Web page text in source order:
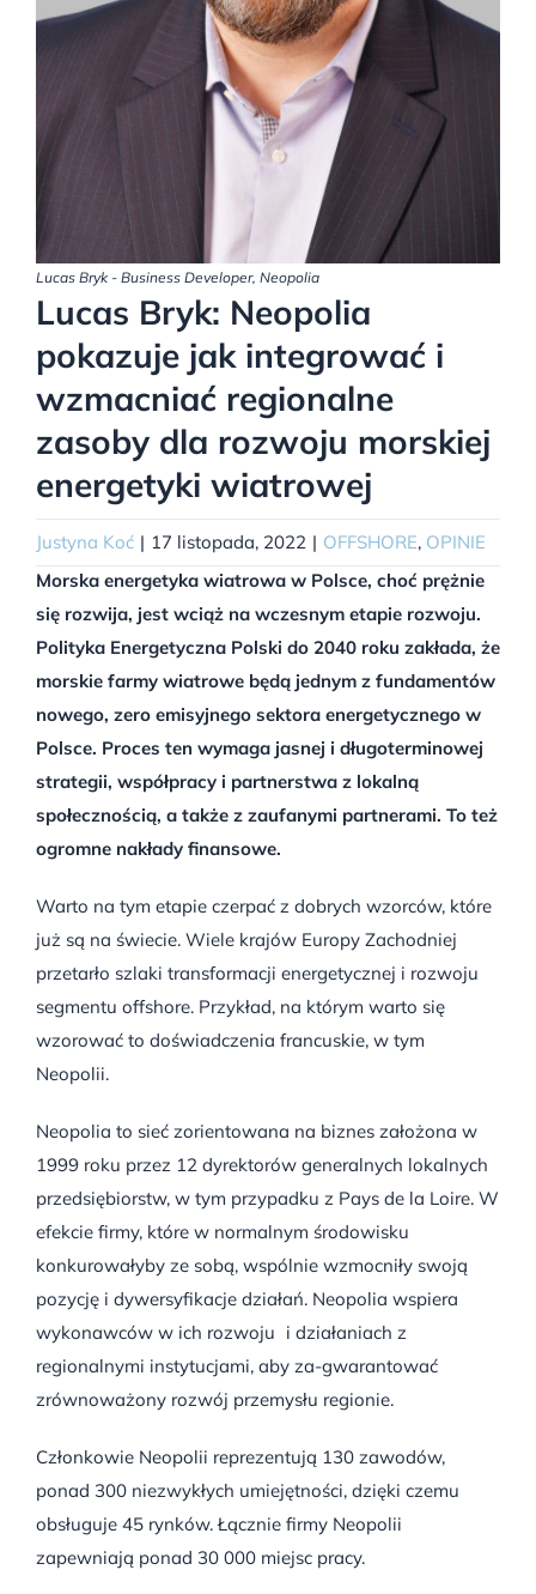
Lucas Bryk - Business Developer, Neopolia
Lucas Bryk: Neopolia
pokazuje jak integrować i
wzmacniać regionalne
zasoby dla rozwoju morskiej
energetyki wiatrowej
Justyna Koć | 17 listopada, 2022 | OFFSHORE, OPINIE
Morska energetyka wiatrowa w Polsce, choć prężnie
się rozwija, jest wciąż na wczesnym etapie rozwoju.
Polityka Energetyczna Polski do 2040 roku zakłada, że
morskie farmy wiatrowe będą jednym z fundamentów
nowego, zero emisyjnego sektora energetycznego w
Polsce. Proces ten wymaga jasnej i długoterminowej
strategii, współpracy i partnerstwa z lokalną
społecznością, a także z zaufanymi partnerami. To też
ogromne nakłady finansowe.
Warto na tym etapie czerpać z dobrych wzorców, które
już są na świecie. Wiele krajów Europy Zachodniej
przetarło szlaki transformacji energetycznej i rozwoju
segmentu offshore. Przykład, na którym warto się
wzorować to doświadczenia francuskie, w tym
Neopolii.
Neopolia to sieć zorientowana na biznes założona w
1999 roku przez 12 dyrektorów generalnych lokalnych
przedsiębiorstw, w tym przypadku z Pays de la Loire. W
efekcie firmy, które w normalnym środowisku
konkurowałyby ze sobą, wspólnie wzmocniły swoją
pozycję i dywersyfikacje działań. Neopolia wspiera
wykonawców w ich rozwoju i działaniach z
regionalnymi instytucjami, aby za-gwarantować
zrównoważony rozwój przemysłu regionie.
Członkowie Neopolii reprezentują 130 zawodów,
ponad 300 niezwykłych umiejętności, dzięki czemu
obsługuje 45 rynków. Łącznie firmy Neopolii
zapewniają ponad 30 000 miejsc pracy.